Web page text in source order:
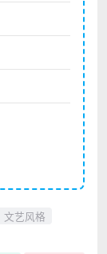
文艺风格